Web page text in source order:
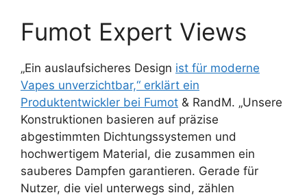
Fumot Expert Views
„Ein auslaufsicheres Design ist für moderne
Vapes unverzichtbar,“ erklärt ein
Produktentwickler bei Fumot & RandM. „Unsere
Konstruktionen basieren auf präzise
abgestimmten Dichtungssystemen und
hochwertigem Material, die zusammen ein
sauberes Dampfen garantieren. Gerade für
Nutzer, die viel unterwegs sind, zählen